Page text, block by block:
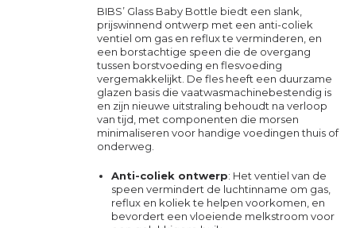
BIBS’ Glass Baby Bottle biedt een slank,
prijswinnend ontwerp met een anti-coliek
ventiel om gas en reflux te verminderen, en
een borstachtige speen die de overgang
tussen borstvoeding en flesvoeding
vergemakkelijkt. De fles heeft een duurzame
glazen basis die vaatwasmachinebestendig is
en zijn nieuwe uitstraling behoudt na verloop
van tijd, met componenten die morsen
minimaliseren voor handige voedingen thuis of
onderweg.
Anti-coliek ontwerp: Het ventiel van de
speen vermindert de luchtinname om gas,
reflux en koliek te helpen voorkomen, en
bevordert een vloeiende melkstroom voor